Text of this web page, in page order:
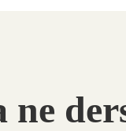
ne